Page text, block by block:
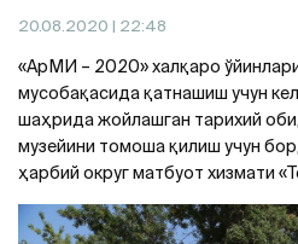
20.08.2020 | 22:48
«АрМИ – 2020» халқаро
мусобақасида қатнашиш учун
шаҳрида жойлашган тарихий
музейини томоша қилиш учун
ҳарбий округ матбуот хизмати